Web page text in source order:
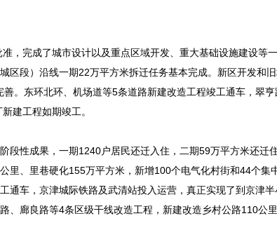
完成了城市设计以及重点区域开发、重大基础设施建设等
段）沿线一期22万平方米拆迁任务基本完成。新区开发和
。东环北环、机场道等5条道路新建改造工程竣工通车，翠
建工程如期竣工。
性成果，一期1240户居民还迁入住，二期59万平方米还迁
、里巷硬化155万平方米，新增100个电气化村街和44个集
通车，京津城际铁路及武清站投入运营，真正实现了到京津
、廊良路等4条区级干线改造工程，新建改造乡村公路110公